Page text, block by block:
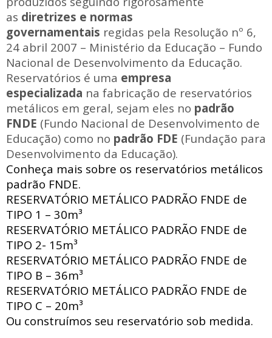
as diretrizes e normas
governamentais regidas pela Resolução nº 6,
24 abril 2007 – Ministério da Educação – Fundo
Nacional de Desenvolvimento da Educação.
Reservatórios é uma empresa
especializada na fabricação de reservatórios
metálicos em geral, sejam eles no padrão
FNDE (Fundo Nacional de Desenvolvimento de
Educação) como no padrão FDE (Fundação para
Desenvolvimento da Educação).
Conheça mais sobre os reservatórios metálicos
padrão FNDE.
RESERVATÓRIO METÁLICO PADRÃO FNDE de
TIPO 1 – 30m³
RESERVATÓRIO METÁLICO PADRÃO FNDE de
TIPO 2- 15m³
RESERVATÓRIO METÁLICO PADRÃO FNDE de
TIPO B – 36m³
RESERVATÓRIO METÁLICO PADRÃO FNDE de
TIPO C – 20m³
Ou construímos seu reservatório sob medida.